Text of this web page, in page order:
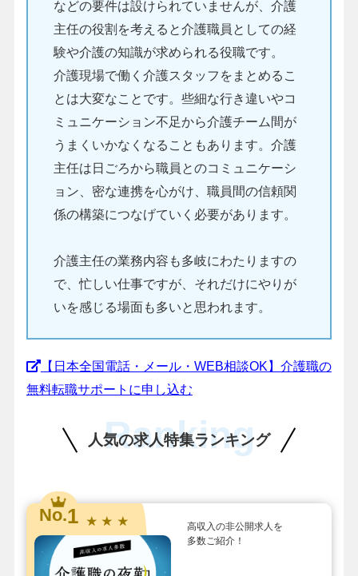
などの要件は設けられていませんが、介護
主任の役割を考えると介護職員としての経
験や介護の知識が求められる役職です。
介護現場で働く介護スタッフをまとめるこ
とは大変なことです。些細な行き違いやコ
ミュニケーション不足から介護チーム間が
うまくいかなくなることもあります。介護
主任は日ごろから職員とのコミュニケーシ
ョン、密な連携を心がけ、職員間の信頼関
係の構築につなげていく必要があります。
介護主任の業務内容も多岐にわたりますの
で、忙しい仕事ですが、それだけにやりが
いを感じる場面も多いと思われます。
【日本全国電話・メール・WEB相談OK】介護職の
無料転職サポートに申し込む
人気の求人特集ランキング
Ranking
No.1 ★ ★ ★
高収入の非公開求人を
多数ご紹介！